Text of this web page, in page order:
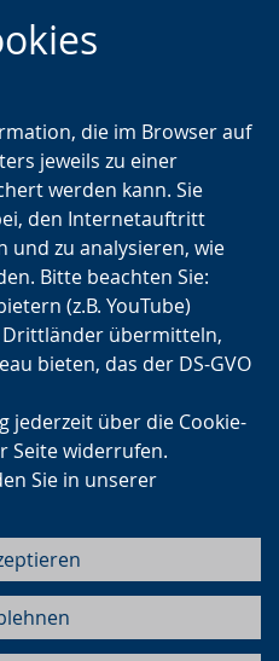
Zur
Hauptnavigation
Zur
Seitennavigation
Zum
Inhalt
die im Browser auf
jeweils zu einer
werden kann. Sie
den Internetauftritt
zu analysieren, wie
Bitte beachten Sie:
(z.B. YouTube)
übermitteln,
bieten, das der DS-GVO
jederzeit über die Cookie-
Seite widerrufen.
Sie in unserer